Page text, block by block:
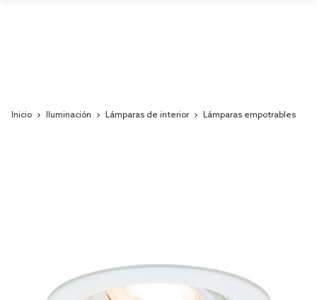
Inicio Iluminación Lámparas de interior Lámparas empotrables